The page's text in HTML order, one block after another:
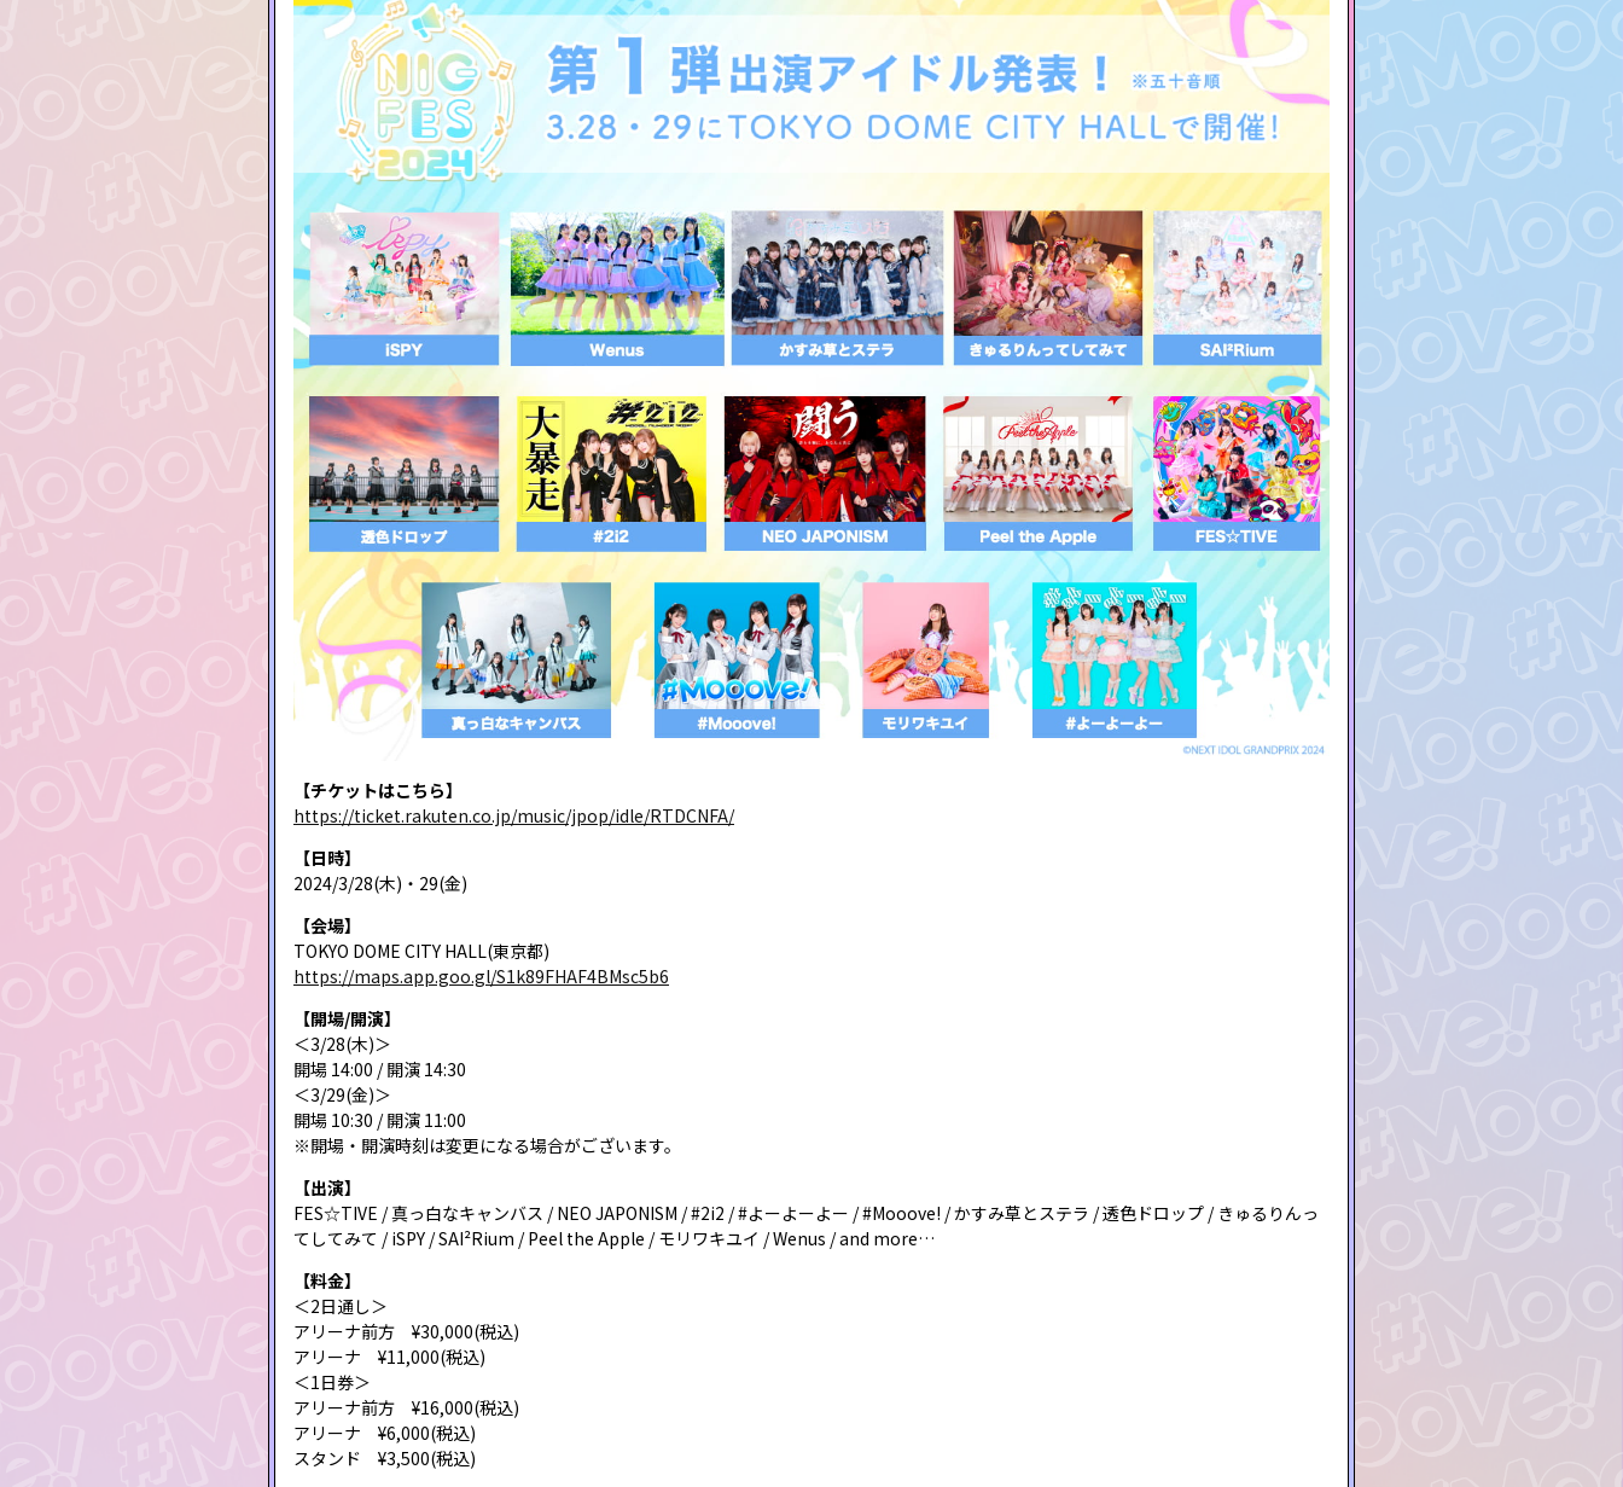
【チケットはこちら】
https://ticket.rakuten.co.jp/music/jpop/idle/RTDCNFA/
【日時】
2024/3/28(木)・29(金)
【会場】
TOKYO DOME CITY HALL(東京都)
https://maps.app.goo.gl/S1k89FHAF4BMsc5b6
【開場/開演】
＜3/28(木)＞
開場 14:00 / 開演 14:30
＜3/29(金)＞
開場 10:30 / 開演 11:00
※開場・開演時刻は変更になる場合がございます。
【出演】
FES☆TIVE / 真っ白なキャンバス / NEO JAPONISM / #2i2 / #よーよーよー / #Mooove! / かすみ草とステラ / 透色ドロップ / きゅるりんっ
てしてみて / iSPY / SAI²Rium / Peel the Apple / モリワキユイ / Wenus / and more…
【料金】
＜2日通し＞
アリーナ前方 ¥30,000(税込)
アリーナ ¥11,000(税込)
＜1日券＞
アリーナ前方 ¥16,000(税込)
アリーナ ¥6,000(税込)
スタンド ¥3,500(税込)